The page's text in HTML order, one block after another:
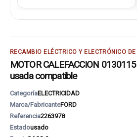
RECAMBIO ELÉCTRICO Y ELECTRÓNICO
MOTOR CALEFACCION
usada compatible
CategoríaELECTRICIDAD
Marca/FabricanteFORD
Referencia2263978
Estadousado